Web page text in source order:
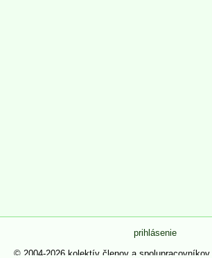
prihlásenie
© 2004-2026 kolektív členov a spolupracovníkov